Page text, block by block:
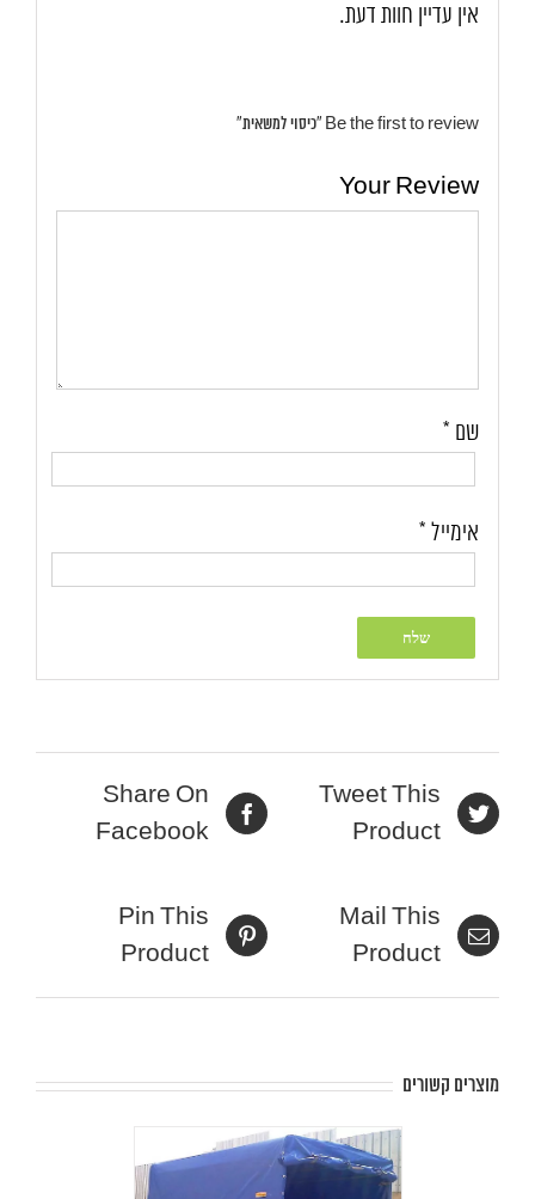
אין עדיין חוות דעת.
Be the first to review “כיסוי למשאית”
Your Review
שם *
אימייל *
Share On
Facebook
Tweet This
Product
Pin This
Product
Mail This
Product
מוצרים קשורים